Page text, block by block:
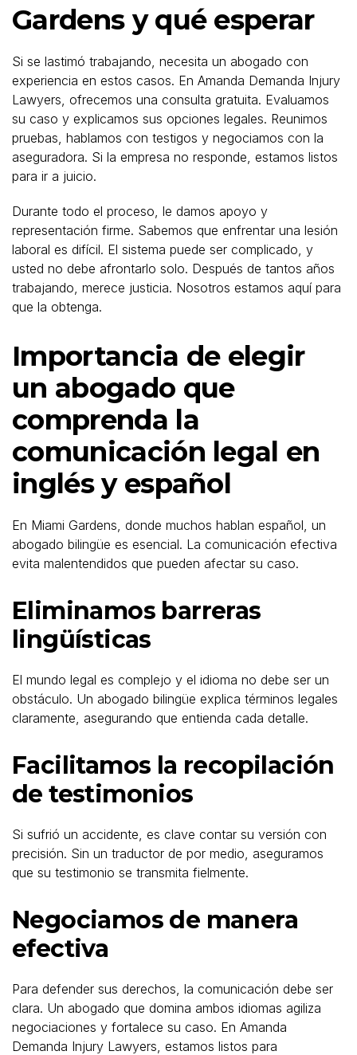
Gardens y qué esperar
Si se lastimó trabajando, necesita un abogado con
experiencia en estos casos. En Amanda Demanda Injury
Lawyers, ofrecemos una consulta gratuita. Evaluamos
su caso y explicamos sus opciones legales. Reunimos
pruebas, hablamos con testigos y negociamos con la
aseguradora. Si la empresa no responde, estamos listos
para ir a juicio.
Durante todo el proceso, le damos apoyo y
representación firme. Sabemos que enfrentar una lesión
laboral es difícil. El sistema puede ser complicado, y
usted no debe afrontarlo solo. Después de tantos años
trabajando, merece justicia. Nosotros estamos aquí para
que la obtenga.
Importancia de elegir
un abogado que
comprenda la
comunicación legal en
inglés y español
En Miami Gardens, donde muchos hablan español, un
abogado bilingüe es esencial. La comunicación efectiva
evita malentendidos que pueden afectar su caso.
Eliminamos barreras
lingüísticas
El mundo legal es complejo y el idioma no debe ser un
obstáculo. Un abogado bilingüe explica términos legales
claramente, asegurando que entienda cada detalle.
Facilitamos la recopilación
de testimonios
Si sufrió un accidente, es clave contar su versión con
precisión. Sin un traductor de por medio, aseguramos
que su testimonio se transmita fielmente.
Negociamos de manera
efectiva
Para defender sus derechos, la comunicación debe ser
clara. Un abogado que domina ambos idiomas agiliza
negociaciones y fortalece su caso. En Amanda
Demanda Injury Lawyers, estamos listos para